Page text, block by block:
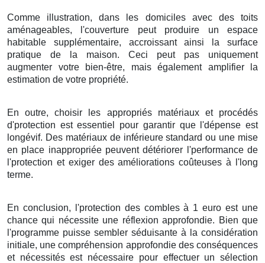
Comme illustration, dans les domicilesavec destoits
aménageables, l'couverture peut produire unespace
habitable supplémentaire, accroissantainsi lasurface
pratique de la maison. Ceci peut pas uniquement
augmenter votre bien-être, mais également amplifierla
estimation de votre propriété.
En outre,choisir les appropriés matériauxet procédés
d'protection estessentiel pour garantirque l'dépense est
longévif. Des matériauxde inférieure standard ou une mise
en place inappropriéepeuventdétériorer l'performancede
l'protection et exigerdesaméliorations coûteuses à l' long
terme.
En conclusion, l'protection des comblesà 1 euro est une
chance qui nécessiteune réflexion approfondie. Bien que
l'programme puisse sembler séduisante à
la considération
initiale, unecompréhension approfondiedesconséquences
et nécessitésest nécessaire pour effectuerunsélection